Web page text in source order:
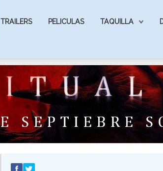
TRAILERS PELICULAS TAQUILLA